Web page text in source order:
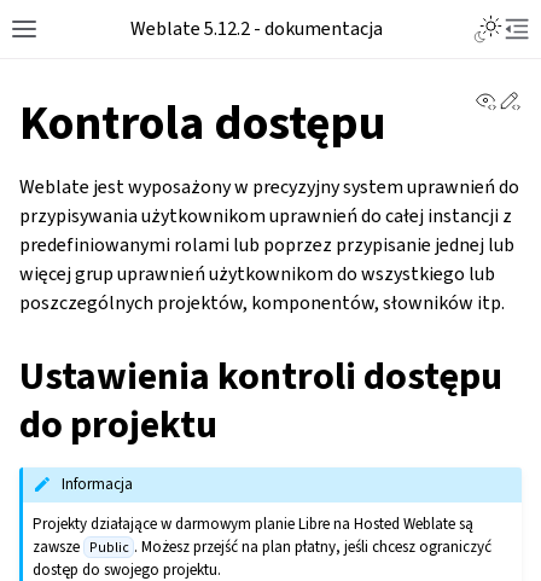
Toggle site navigation sidebar
Weblate 5.12.2 - dokumentacja
Kontrola dostępu
Weblate jest wyposażony w precyzyjny system uprawnień do
przypisywania użytkownikom uprawnień do całej instancji z
predefiniowanymi rolami lub poprzez przypisanie jednej lub
więcej grup uprawnień użytkownikom do wszystkiego lub
poszczególnych projektów, komponentów, słowników itp.
Ustawienia kontroli dostępu
do projektu
Informacja
Projekty działające w darmowym planie Libre na Hosted Weblate są
zawsze Public . Możesz przejść na plan płatny, jeśli chcesz ograniczyć
dostęp do swojego projektu.